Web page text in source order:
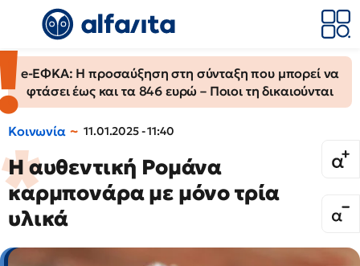
e-ΕΦΚΑ: Η προσαύξηση στη σύνταξη που μπορεί να
φτάσει έως και τα 846 ευρώ – Ποιοι τη δικαιούνται
Κοινωνία 11.01.2025 - 11:40
Η αυθεντική Ρομάνα
καρμπονάρα με μόνο τρία
υλικά